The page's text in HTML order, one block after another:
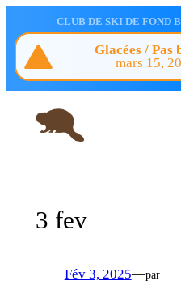
au
contenu
CLUB DE SKI DE FOND
Glacées / Pas
mars 15,
3 fev
Fév 3, 2025—par